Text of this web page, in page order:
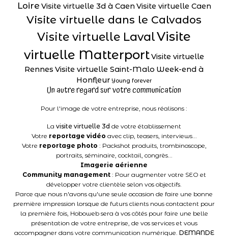
Loire Visite virtuelle 3d à CaenVisite virtuelle Caen
Visite virtuelle dans le Calvados
Visite virtuelle LavalVisite
virtuelle MatterportVisite virtuelle
Rennes Visite virtuelle Saint-Malo Week-end à
Honfleur Young forever
Un autre regard sur votre communication
Pour l'image de votre entreprise, nous réalisons :
La visite virtuelle 3d de votre établissement
Votre reportage vidéo avec clip, teasers, interviews...
Votre reportage photo : Packshot produits, trombinoscope,
portraits, séminaire, cocktail, congrès...
Imagerie aérienne
Community management: Pour augmenter votre SEO et
développer votre clientèle selon vos objectifs.
Parce que nous n'avons qu'une seule occasion de faire une bonne
première impression lorsque de futurs clients nous contactent pour
la première fois, Hoboweb sera à vos côtés pour faire une belle
présentation de votre entreprise, de vos services et vous
accompagner dans votre communication numérique. DEMANDE